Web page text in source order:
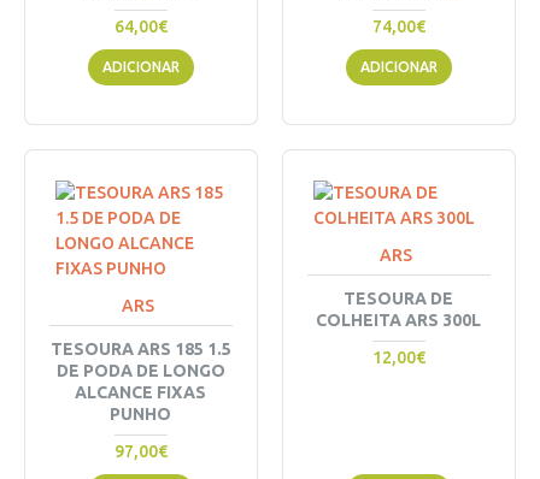
64,00€
ADICIONAR
74,00€
ADICIONAR
ARS
TESOURA ARS 185 1.5
DE PODA DE LONGO
ALCANCE FIXAS
PUNHO
97,00€
ARS
TESOURA DE
COLHEITA ARS 300L
12,00€